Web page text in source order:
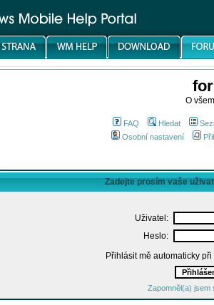
O
FAQ Hledat
Osobní nastavení
Zadejte prosím vaše
Uživatel:
Heslo:
Přihlásit mě automaticky
Zapomněl(a) jsem